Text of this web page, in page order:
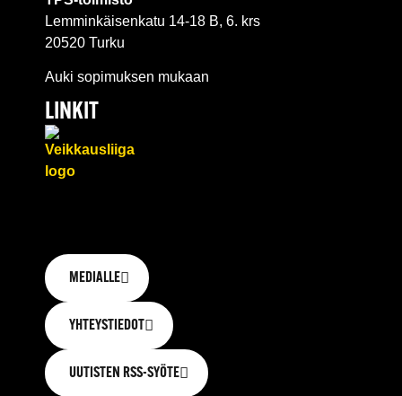
Lemminkäisenkatu 14-18 B, 6. krs
20520 Turku
Auki sopimuksen mukaan
LINKIT
MEDIALLE
YHTEYSTIEDOT
UUTISTEN RSS-SYÖTE